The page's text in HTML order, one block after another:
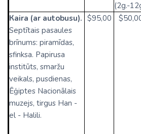
(2g.-
Кaira (ar autobusu).
Septītais pasaules
brīnums: piramīdas,
sfinksa. Papirusa
institūts, smaržu
veikals, pusdienas,
Ēģiptes Nacionālais
muzejs, tirgus Han -
el - Halili.
$95,00